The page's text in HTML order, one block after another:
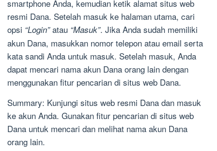
smartphone Anda, kemudian ketik alamat situs web
resmi Dana. Setelah masuk ke halaman utama, cari
opsi “Login”atau “Masuk”. Jika Anda sudah memiliki
akun Dana, masukkan nomor telepon atau email serta
kata sandi Anda untuk masuk. Setelah masuk, Anda
dapat mencari nama akun Dana orang lain dengan
menggunakan fitur pencarian di situs web Dana.
Summary: Kunjungi situs web resmi Dana dan masuk
ke akun Anda. Gunakan fitur pencarian di situs web
Dana untuk mencari dan melihat nama akun Dana
orang lain.